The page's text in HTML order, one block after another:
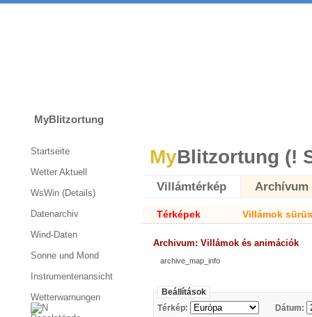
MyBlitzortung
MyBlitzortung (!
Villámtérkép Archívum
Térképek Villámok
Archivum: Villámok és animációk
archive_map_info
Beállítások
Térkép:
Dátum:
Startseite
Wetter Aktuell
WsWin (Details)
Datenarchiv
Wind-Daten
Sonne und Mond
Instrumentenansicht
Wetterwarnungen